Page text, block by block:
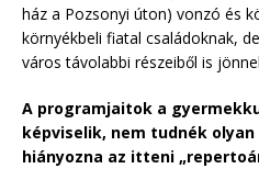
ház a Pozsonyi úton) vonzó és
környékbeli fiatal családoknak,
város távolabbi részeiből is
A programjaitok a
képviselik, nem tudnék
hiányozna az itteni